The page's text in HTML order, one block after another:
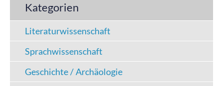
Kategorien
Literaturwissenschaft
Sprachwissenschaft
Geschichte / Archäologie